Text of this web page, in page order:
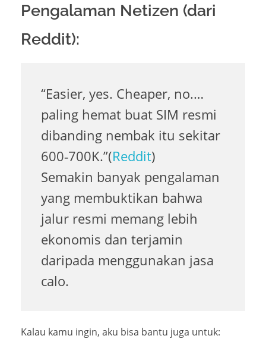
Pengalaman Netizen (dari
Reddit):
“Easier, yes. Cheaper, no.…
paling hemat buat SIM resmi
dibanding nembak itu sekitar
600‑700K.”(Reddit)
Semakin banyak pengalaman
yang membuktikan bahwa
jalur resmi memang lebih
ekonomis dan terjamin
daripada menggunakan jasa
calo.
Kalau kamu ingin, aku bisa bantu juga untuk: